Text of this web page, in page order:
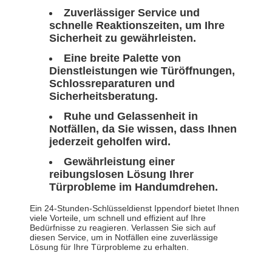
Zuverlässiger Service und
schnelle Reaktionszeiten, um Ihre
Sicherheit zu gewährleisten.
Eine breite Palette von
Dienstleistungen wie Türöffnungen,
Schlossreparaturen und
Sicherheitsberatung.
Ruhe und Gelassenheit in
Notfällen, da Sie wissen, dass Ihnen
jederzeit geholfen wird.
Gewährleistung einer
reibungslosen Lösung Ihrer
Türprobleme im Handumdrehen.
Ein 24-Stunden-Schlüsseldienst Ippendorf bietet Ihnen
viele Vorteile, um schnell und effizient auf Ihre
Bedürfnisse zu reagieren. Verlassen Sie sich auf
diesen Service, um in Notfällen eine zuverlässige
Lösung für Ihre Türprobleme zu erhalten.